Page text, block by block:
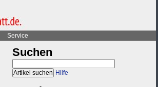
Service
Suchen
Hilfe